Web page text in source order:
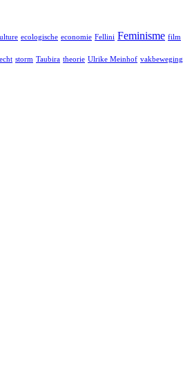
ecologische economie Fellini Feminisme film
storm Taubira theorie Ulrike Meinhof vakbeweging